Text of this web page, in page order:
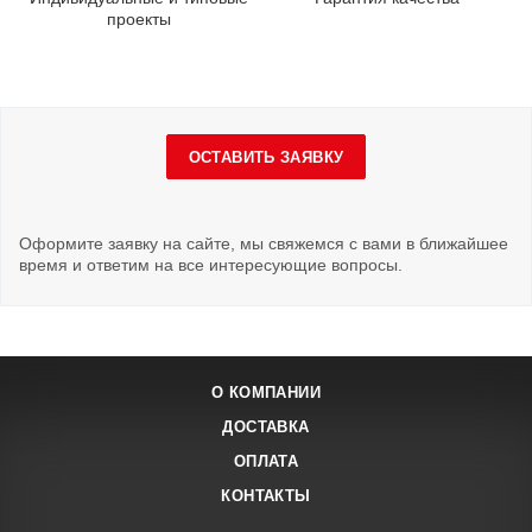
проекты
ОСТАВИТЬ ЗАЯВКУ
Оформите заявку на сайте, мы свяжемся с вами в ближайшее
время и ответим на все интересующие вопросы.
О КОМПАНИИ
ДОСТАВКА
ОПЛАТА
КОНТАКТЫ